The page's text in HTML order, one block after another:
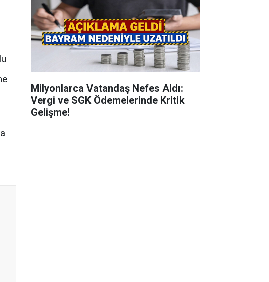
Milyonlarca Vatandaş Nefes Aldı:
Vergi ve SGK Ödemelerinde Kritik
Gelişme!